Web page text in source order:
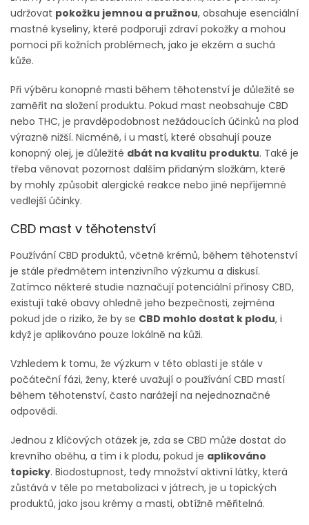
udržovat pokožku jemnou a pružnou, obsahuje esenciální
mastné kyseliny, které podporují zdraví pokožky a mohou
pomoci při kožních problémech, jako je ekzém a suchá
kůže.
Při výběru konopné masti během těhotenství je důležité se
zaměřit na složení produktu. Pokud mast neobsahuje CBD
nebo THC, je pravděpodobnost nežádoucích účinků na plod
výrazně nižší. Nicméně, i u mastí, které obsahují pouze
konopný olej, je důležité dbát na kvalitu produktu. Také je
třeba věnovat pozornost dalším přidaným složkám, které
by mohly způsobit alergické reakce nebo jiné nepříjemné
vedlejší účinky.
CBD mast v těhotenství
Používání CBD produktů, včetně krémů, během těhotenství
je stále předmětem intenzivního výzkumu a diskusí.
Zatímco některé studie naznačují potenciální přínosy CBD,
existují také obavy ohledně jeho bezpečnosti, zejména
pokud jde o riziko, že by se CBD mohlo dostat k plodu, i
když je aplikováno pouze lokálně na kůži.
Vzhledem k tomu, že výzkum v této oblasti je stále v
počáteční fázi, ženy, které uvažují o používání CBD mastí
během těhotenství, často narážejí na nejednoznačné
odpovědi.
Jednou z klíčových otázek je, zda se CBD může dostat do
krevního oběhu, a tím i k plodu, pokud je aplikováno
topicky. Biodostupnost, tedy množství aktivní látky, která
zůstává v těle po metabolizaci v játrech, je u topických
produktů, jako jsou krémy a masti, obtížně měřitelná.